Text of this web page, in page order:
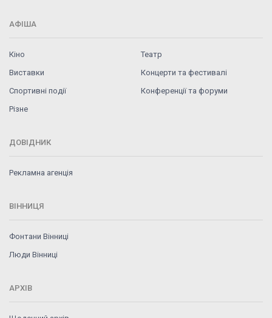
АФІША
Кіно
Театр
Виставки
Концерти та фестивалі
Спортивні події
Конференції та форуми
Різне
ДОВІДНИК
Рекламна агенція
ВІННИЦЯ
Фонтани Вінниці
Люди Вінниці
АРХІВ